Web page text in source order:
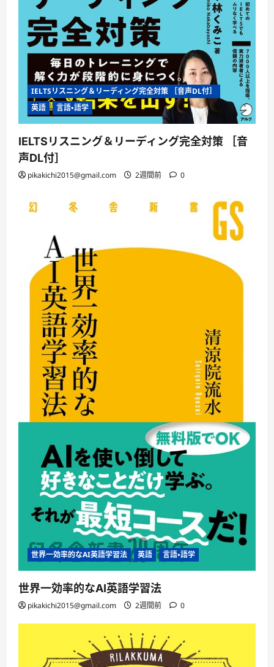
IELTSリスニング＆リーディング完全対策 ［音声DL付］
英語
言語・語学
IELTSリスニング＆リーディング完全対策 ［音
声DL付］
pikakichi2015@gmail.com 2週間前 0
世界一効率的なAI英語学習法 英語 言語・語学
世界一効率的なAI英語学習法
pikakichi2015@gmail.com 2週間前 0